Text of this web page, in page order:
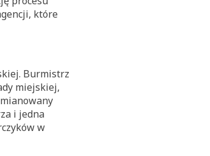
które
Burmistrz
miejskiej,
i jedna
w